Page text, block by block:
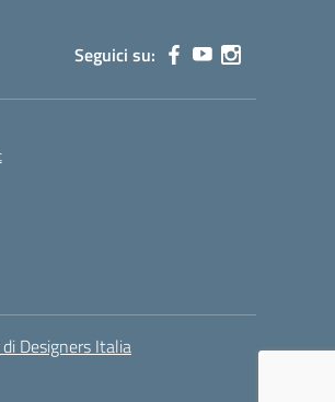
Seguici su:
Designers Italia